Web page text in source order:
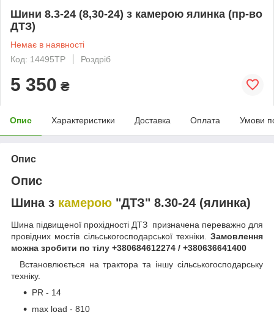
Шини 8.3-24 (8,30-24) з камерою ялинка (пр-во
ДТЗ)
Немає в наявності
Код: 14495ТР
Роздріб
5 350 ₴
Опис Характеристики Доставка Оплата Умови
Опис
Опис
Шина з камерою "ДТЗ" 8.30-24 (ялинка)
Шина підвищеної прохідності ДТЗ призначена переважно для
провідних мостів сільськогосподарської техніки. Замовлення
можна зробити по тілу +380684612274 / +380636641400
Встановлюється на трактора та іншу сільськогосподарську
техніку.
PR - 14
max load - 810